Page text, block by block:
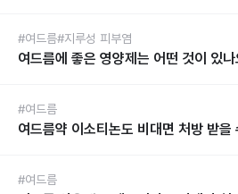
#여드름#지루성 피부염
여드름에 좋은 영양제는 어떤 것이 있
#여드름
여드름약 이소티논도 비대면 처방 받을
#여드름